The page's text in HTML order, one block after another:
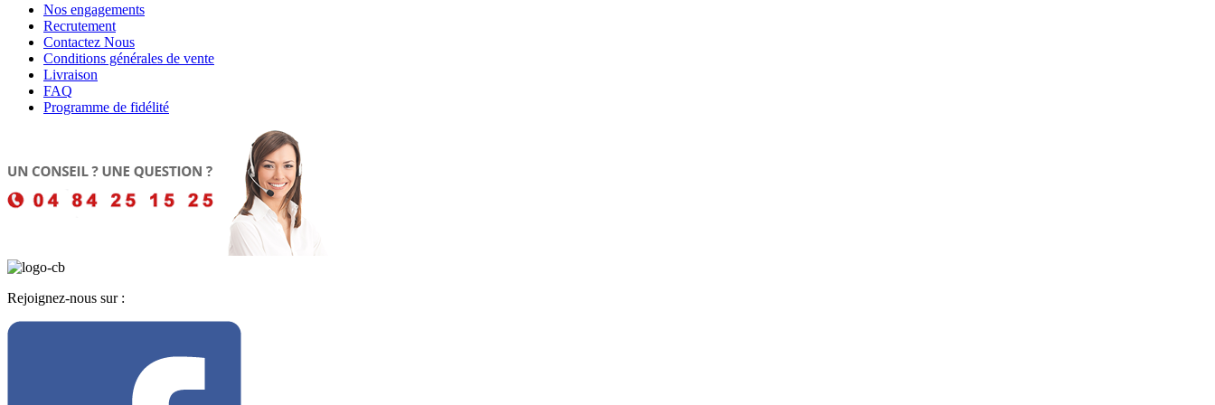
Nos engagements
Recrutement
Contactez Nous
Conditions générales de vente
Livraison
FAQ
Programme de fidélité
Rejoignez-nous sur :